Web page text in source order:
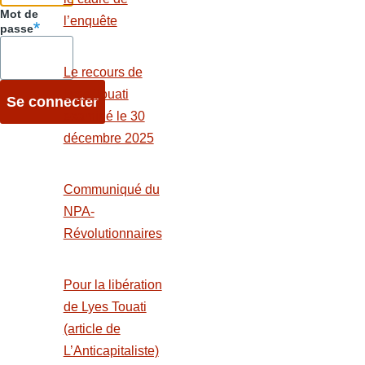
o
k
o
n
A
p
Mot de
passe
l’enquête
Le recours de
Lyes Touati
examiné le 30
décembre 2025
Communiqué du
NPA-
Révolutionnaires
Pour la libération
de Lyes Touati
(article de
L’Anticapitaliste)